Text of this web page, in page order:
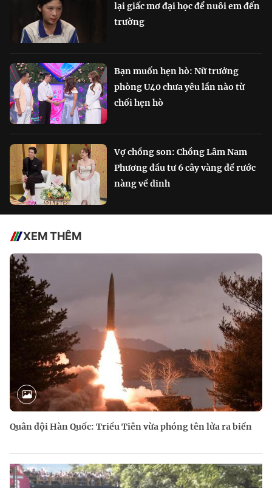
lại giấc mơ đại học để nuôi em đến
trường
Bạn muốn hẹn hò: Nữ trưởng
phòng U40 chưa yêu lần nào từ
chối hẹn hò
Vợ chồng son: Chồng Lâm Nam
Phương đầu tư 6 cây vàng để rước
nàng về dinh
XEM THÊM
Quân đội Hàn Quốc: Triều Tiên vừa phóng tên lửa ra biển